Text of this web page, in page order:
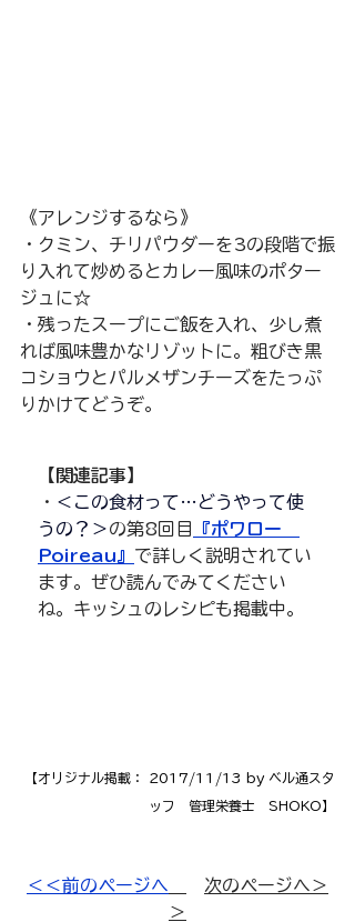
《アレンジするなら》
・クミン、チリパウダーを3の段階で振
り入れて炒めるとカレー風味のポター
ジュに☆
・残ったスープにご飯を入れ、少し煮
れば風味豊かなリゾットに。粗びき黒
コショウとパルメザンチーズをたっぷ
りかけてどうぞ。
【関連記事】
・ ＜この食材って…どうやって使
うの？＞の第8回目
『ポワロー
Poireau』 で詳しく説明されてい
ます。ぜひ読んでみてください
ね。キッシュのレシピも掲載中。
【オリジナル掲載： 2017/11/13 by ベル通スタ
ッフ　管理栄養士　SHOKO】
＜＜前のページへ
次のページへ＞
＞